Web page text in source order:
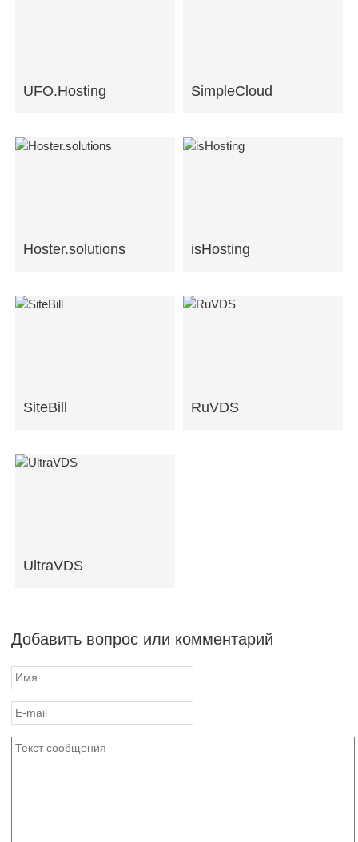
UFO.Hosting SimpleCloud
Hoster.solutions isHosting
SiteBill RuVDS
UltraVDS
Добавить вопрос или комментарий